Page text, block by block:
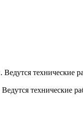
технические